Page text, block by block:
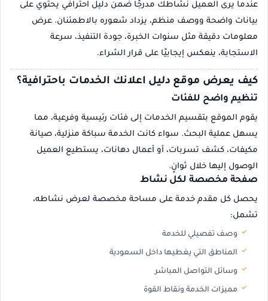
عندما يرى العميل نشاطك مدرجًا ضمن دليل احترافي يحتوي على
بيانات واضحة ووصف منظم، يزداد شعوره بالاطمئنان. عرض
معلومات دقيقة مثل سنوات الخبرة، جودة التنفيذ، سرعة
الاستجابة، ينعكس إيجابيًا على قرار الشراء.
كيف يعرض موقع دليل اعلانك الخدمات باحترافية؟
تنظيم واضح للفئات
يقوم الموقع بتقسيم الخدمات إلى فئات رئيسية وفرعية، مما
يسهل عملية البحث. سواء كانت الخدمة سباكة منزلية، صيانة
مكيفات، كشف تسربات، أو أعمال دهانات، يستطيع العميل
الوصول إليها خلال ثوانٍ.
صفحة مخصصة لكل نشاط
يحصل كل مقدم خدمة على مساحة مخصصة لعرض نشاطه،
تشمل:
وصف تفصيلي للخدمة
المناطق التي يغطيها داخل السعودية
وسائل التواصل المباشر
مميزات الخدمة ونقاط القوة